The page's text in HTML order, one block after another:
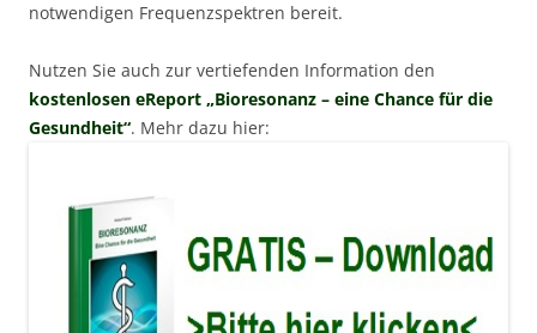
notwendigen Frequenzspektren bereit.
Nutzen Sie auch zur vertiefenden Information den
kostenlosen eReport „Bioresonanz – eine Chance für die
Gesundheit“. Mehr dazu hier: